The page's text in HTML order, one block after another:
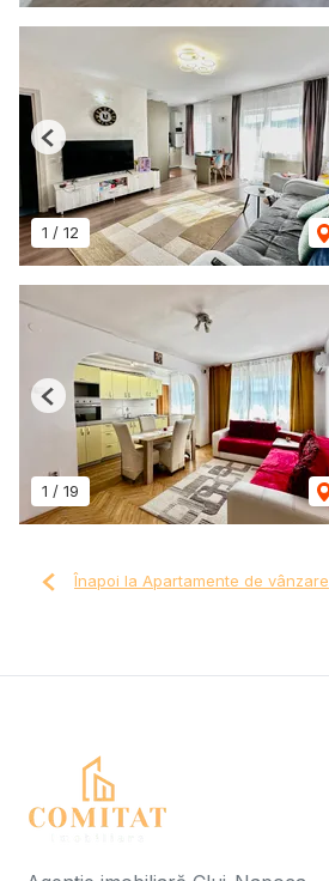
1 / 12
Previous
1 / 19
Previous
Înapoi la Apartamente de vânzare